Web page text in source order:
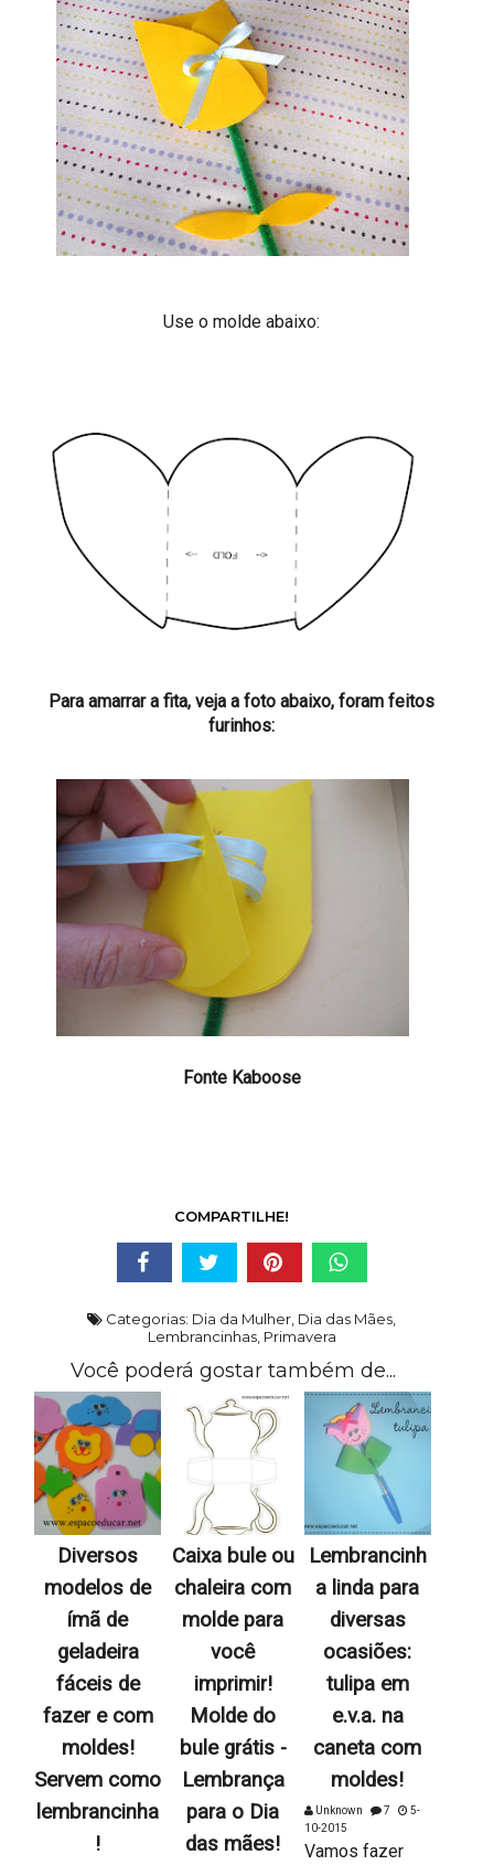
Use o molde abaixo:
Para amarrar a fita, veja a foto abaixo, foram feitos
furinhos:
Fonte Kaboose
COMPARTILHE!
Categorias: Dia da Mulher Dia das Mães
Lembrancinhas, Primavera
Você poderá gostar também de...
Diversos
modelos de
ímã de
geladeira
fáceis de
fazer e com
moldes!
Servem como
lembrancinha
!
Caixa bule ou
chaleira com
molde para
você
imprimir!
Molde do
bule grátis -
Lembrança
para o Dia
das mães!
Lembrancinh
a linda para
diversas
ocasiões:
tulipa em
e.v.a. na
caneta com
moldes!
Unknown 7
5-
10-2015
Vamos fazer